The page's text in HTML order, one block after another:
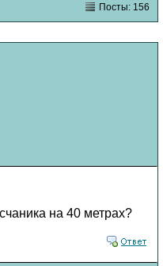
Посты: 156
на 40 метрах?